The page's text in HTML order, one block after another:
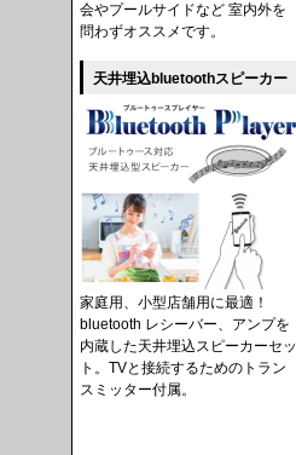
会やプールサイドなど 室内外を
問わずオススメです。
天井埋込bluetoothスピーカー
家庭用、小型店舗用に最適！
bluetooth レシーバー、アンプを
内蔵した天井埋込スピーカーセッ
ト。TVと接続するためのトラン
スミッター付属。